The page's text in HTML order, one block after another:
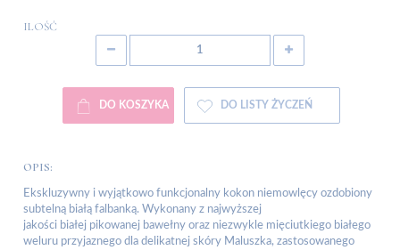
ILOŚĆ
DO KOSZYKA DO LISTY ŻYCZEŃ
OPIS:
Ekskluzywny i wyjątkowo funkcjonalny kokon niemowlęcy ozdobiony
subtelną białą falbanką. Wykonany z najwyższej
jakości białej pikowanej bawełny oraz niezwykle mięciutkiego białego
weluru przyjaznego dla delikatnej skóry Maluszka, zastosowanego